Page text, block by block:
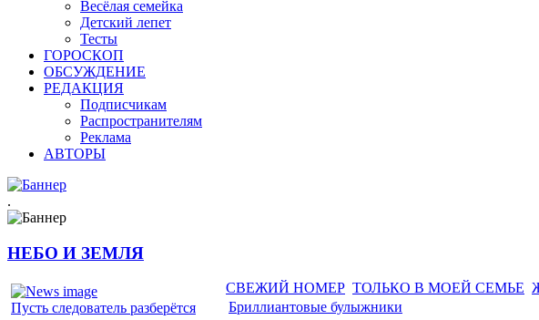
Весёлая семейка
Детский лепет
Тесты
ГОРОСКОП
ОБСУЖДЕНИЕ
РЕДАКЦИЯ
Подписчикам
Распространителям
Реклама
АВТОРЫ
.
НЕБО И ЗЕМЛЯ
Пусть следователь разберётся
СВЕЖИЙ НОМЕР ТОЛЬКО В МОЕЙ СЕМЬЕ
Бриллиантовые булыжники